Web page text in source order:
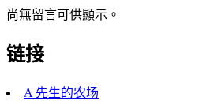
尚無留言可供顯示。
链接
A 先生的农场